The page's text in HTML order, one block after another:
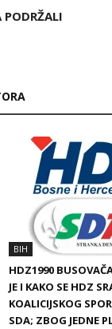
BIH
HDZ1990
JE I KAKO SE HDZ
KOALICIJSKOG
SDA; ZBOG JEDNE